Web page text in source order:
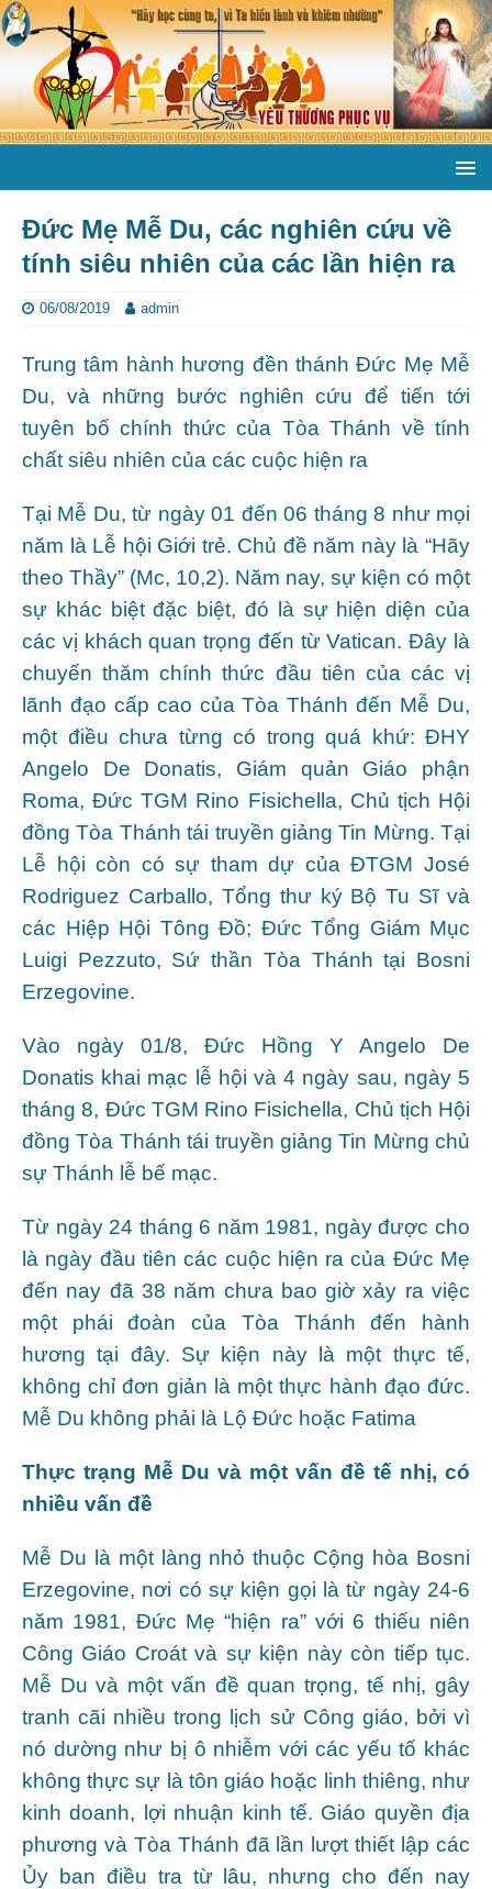
Đức Mẹ Mễ Du, các nghiên cứu về
tính siêu nhiên của các lần hiện ra
06/08/2019 admin
Trung tâm hành hương đền thánh Đức Mẹ Mễ
Du, và những bước nghiên cứu để tiến tới
tuyên bố chính thức của Tòa Thánh về tính
chất siêu nhiên của các cuộc hiện ra
Tại Mễ Du, từ ngày 01 đến 06 tháng 8 như mọi
năm là Lễ hội Giới trẻ. Chủ đề năm này là “Hãy
theo Thầy” (Mc, 10,2). Năm nay, sự kiện có một
sự khác biệt đặc biệt, đó là sự hiện diện của
các vị khách quan trọng đến từ Vatican. Đây là
chuyến thăm chính thức đầu tiên của các vị
lãnh đạo cấp cao của Tòa Thánh đến Mễ Du,
một điều chưa từng có trong quá khứ: ĐHY
Angelo De Donatis, Giám quản Giáo phận
Roma, Đức TGM Rino Fisichella, Chủ tịch Hội
đồng Tòa Thánh tái truyền giảng Tin Mừng. Tại
Lễ hội còn có sự tham dự của ĐTGM José
Rodriguez Carballo, Tổng thư ký Bộ Tu Sĩ và
các Hiệp Hội Tông Đồ; Đức Tổng Giám Mục
Luigi Pezzuto, Sứ thần Tòa Thánh tại Bosni
Erzegovine.
Vào ngày 01/8, Đức Hồng Y Angelo De
Donatis khai mạc lễ hội và 4 ngày sau, ngày 5
tháng 8, Đức TGM Rino Fisichella, Chủ tịch Hội
đồng Tòa Thánh tái truyền giảng Tin Mừng chủ
sự Thánh lễ bế mạc.
Từ ngày 24 tháng 6 năm 1981, ngày được cho
là ngày đầu tiên các cuộc hiện ra của Đức Mẹ
đến nay đã 38 năm chưa bao giờ xảy ra việc
một phái đoàn của Tòa Thánh đến hành
hương tại đây. Sự kiện này là một thực tế,
không chỉ đơn giản là một thực hành đạo đức.
Mễ Du không phải là Lộ Đức hoặc Fatima
Thực trạng Mễ Du và một vấn đề tế nhị, có
nhiều vấn đề
Mễ Du là một làng nhỏ thuộc Cộng hòa Bosni
Erzegovine, nơi có sự kiện gọi là từ ngày 24-6
năm 1981, Đức Mẹ “hiện ra” với 6 thiếu niên
Công Giáo Croát và sự kiện này còn tiếp tục.
Mễ Du và một vấn đề quan trọng, tế nhị, gây
tranh cãi nhiều trong lịch sử Công giáo, bởi vì
nó dường như bị ô nhiễm với các yếu tố khác
không thực sự là tôn giáo hoặc linh thiêng, như
kinh doanh, lợi nhuận kinh tế. Giáo quyền địa
phương và Tòa Thánh đã lần lượt thiết lập các
Ủy ban điều tra từ lâu, nhưng cho đến nay